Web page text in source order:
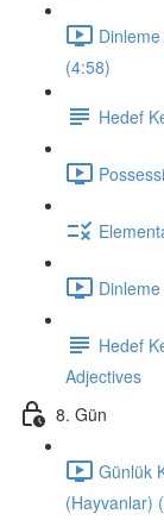
(4:58)
Hedef
Hedef
Adjectives
8. Gün
Günlük
(Hayvanlar)